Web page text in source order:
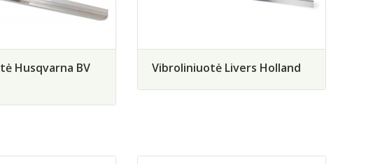
Husqvarna BV
Vibroliniuotė Livers Holland